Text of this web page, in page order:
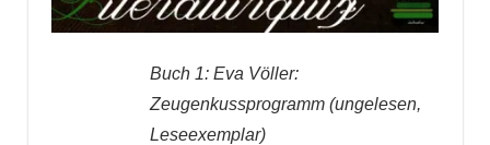
Buch 1: Eva Völler:
Zeugenkussprogramm (ungelesen,
Leseexemplar)